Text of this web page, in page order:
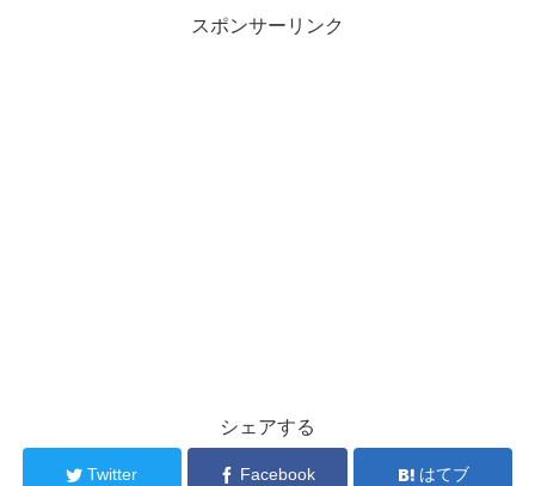
スポンサーリンク
シェアする
Twitter Facebook はてブ